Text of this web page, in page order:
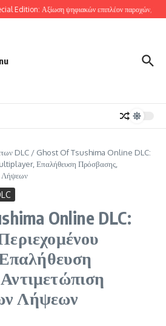
Αξίωση ψηφιακών επιπλέον παροχών, Έλεγχος
DLC / Ghost Of Tsushima Online DLC:
Επαλήθευση Πρόσβασης,
Λήψεων
Online DLC:
Λήψεων